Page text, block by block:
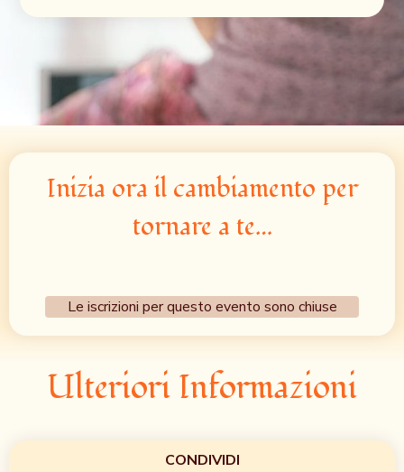
Inizia ora il cambiamento per
tornare a te…
Le iscrizioni per questo evento sono chiuse
Ulteriori Informazioni
CONDIVIDI